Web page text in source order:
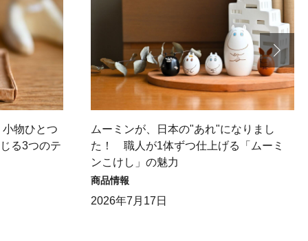
小物ひとつ
る3つのテ
ムーミンが、日本の"あれ"になりまし
た！ 職人が1体ずつ仕上げる「ムーミ
ンこけし」の魅力
商品情報
2026年7月17日